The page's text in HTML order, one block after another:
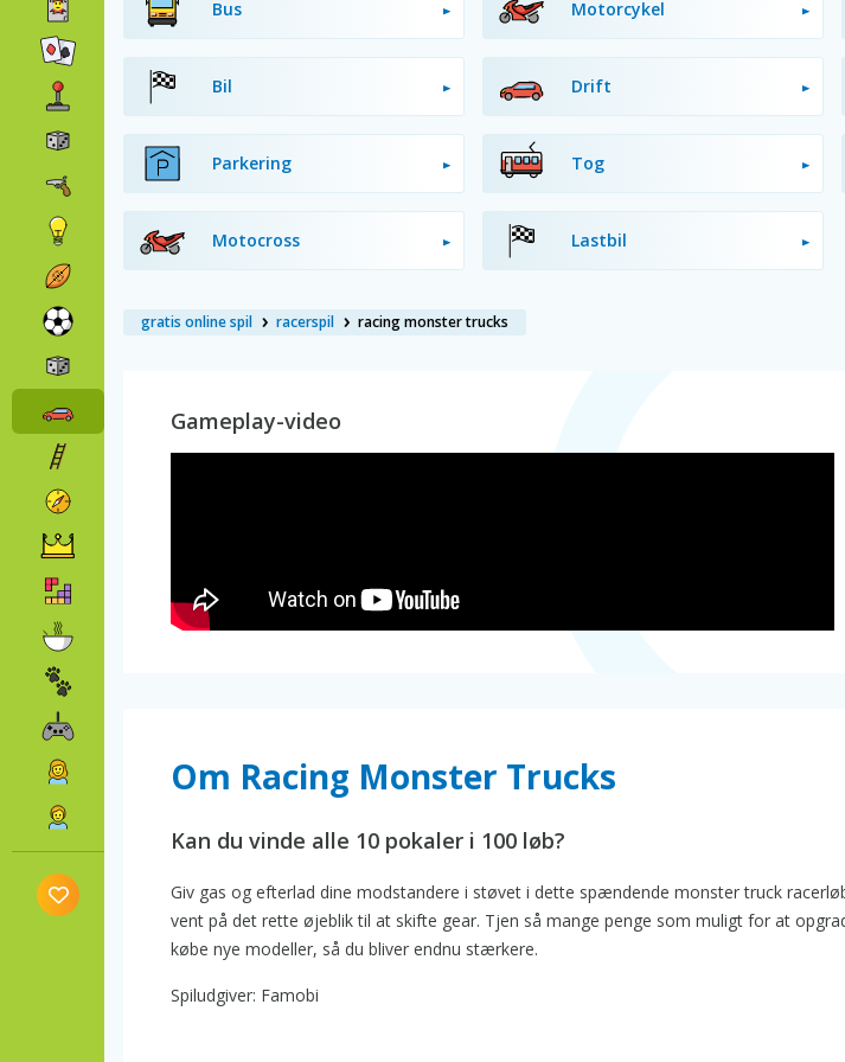
Bus Motorcykel
Bil Drift
Parkering Tog
Motocross Lastbil
gratis online spil racerspil racing monster trucks
Gameplay-video
Om Racing Monster Trucks
Kan du vinde alle 10 pokaler i 100 løb?
Giv gas og efterlad dine modstandere i støvet i dette spændende monster truck
vent på det rette øjeblik til at skifte gear. Tjen så mange penge som muligt for at
købe nye modeller, så du bliver endnu stærkere.
Spiludgiver: Famobi